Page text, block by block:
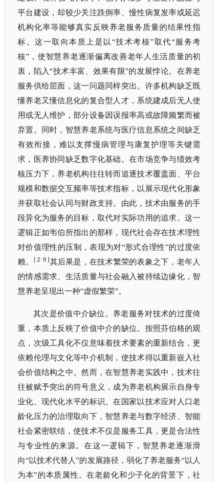
平台建设，却较少关注跌倒率、慢性病复发率或延迟
机构化率等能够真实反映养老服务质量的结果性指
标。这一取向本质上是以“技术考核”取代“服务考
核”，使智慧养老逐渐偏离改善老年人生活质量的初
衷，陷入“技术丰富、效果有限”的发展悖论。在养老
服务供给层面，这一问题同样突出。许多机构缺乏既
懂养老又懂信息化的复合型人才，系统建成后无人使
用或无人维护，部分设备因误报率高或故障频繁而被
弃置。同时，智慧养老系统与医疗信息系统之间缺乏
有效衔接，难以支撑慢病管理与康复护理等关键需
求，医养协同缺乏数字化基础。在市场竞争与绩效考
核压力下，养老机构往往转而追逐技术覆盖面、平台
规模和数据交互频率等技术指标，以展示现代化形象
并获取社会认同与财政支持。由此，技术由服务的手
段异化为服务的目标，取代对实际功用的追求。这一
逻辑正如韦伯所指出的那样，现代社会存在技术理性
对价值理性的压制，表现为对“形式合理性”的过度依
赖。
[２９]其后果是，在技术繁荣的表象之下，老年人
的情感需求、生活质量与社会融入被持续边缘化，智
慧养老呈现出一种“虚假繁荣”。
其次是价值中介缺位。养老服务对技术的过度倚
重，本质上反映了价值中介的缺位。按照芬伯格的观
点，次级工具化不仅意味着技术要素的重新结合，更
依赖伦理与文化等中介机制，使技术得以重新嵌入社
会价值结构之中。然而，在智慧养老实践中，技术往
往被赋予突出的符号意义，成为养老机构展示自身专
业化、现代化水平的标识。在国家以技术应对人口老
龄化压力的治理取向下，智慧养老与数字经济、智能
社会紧密联结，使技术不仅是服务工具，更是合法性
与专业性的来源。在这一逻辑下，智慧养老逐渐滑
向“以技术代替人”的发展路径，弱化了养老服务“以人
为本”的本质属性。在老龄化和少子化的背景下，社